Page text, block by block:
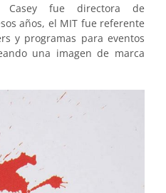
Casey fue directora de
años, el MIT fue referente
y programas para eventos
una imagen de marca